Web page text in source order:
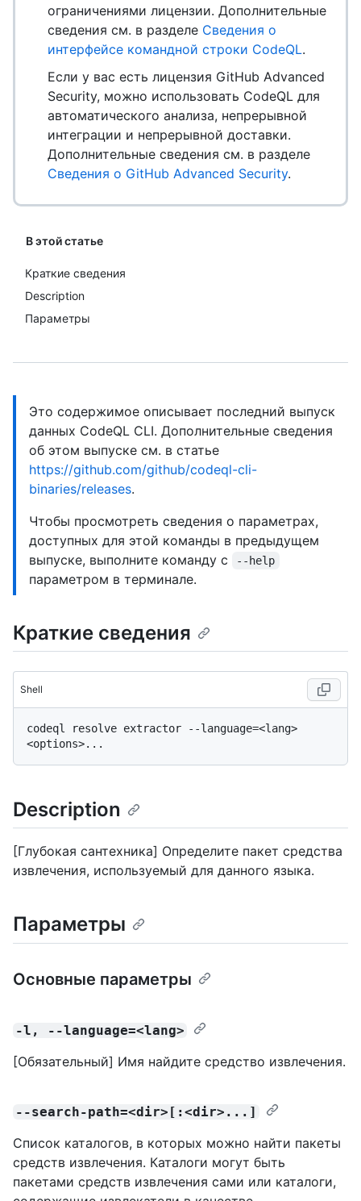
ограничениями лицензии. Дополнительные
сведения см. в разделе Сведения о
интерфейсе командной строки CodeQL.
Если у вас есть лицензия GitHub Advanced
Security, можно использовать CodeQL для
автоматического анализа, непрерывной
интеграции и непрерывной доставки.
Дополнительные сведения см. в разделе
Сведения о GitHub Advanced Security.
В этой статье
Краткие сведения
Description
Параметры
Это содержимое описывает последний выпуск
данных CodeQL CLI. Дополнительные сведения
об этом выпуске см. в статье
https://github.com/github/codeql-cli-
binaries/releases.
Чтобы просмотреть сведения о параметрах,
доступных для этой команды в предыдущем
выпуске, выполните команду с
--help
параметром в терминале.
Краткие сведения
Shell
codeql resolve extractor --language=<lang>
Description
[Глубокая сантехника] Определите пакет средства
извлечения, используемый для данного языка.
Параметры
Основные параметры
-l, --language=<lang>
[Обязательный] Имя найдите средство извлечения.
--search-path=<dir>[:<dir>...]
Список каталогов, в которых можно найти пакеты
средств извлечения. Каталоги могут быть
пакетами средств извлечения сами или каталоги,